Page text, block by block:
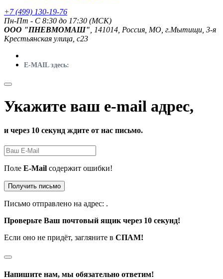
+7 (499) 130-19-76
Пн-Пт - C 8:30 до 17:30 (МСК)
ООО "ПНЕВМОМАШ" , 141014, Россия, МО, г.Мытищи, 3-я
Крестьянская улица, с23
E-MAIL здесь:
Укажите ваш e-mail адрес,
и через 10 секунд ждите от нас письмо.
Поле E-Mail содержит ошибки!
Получить письмо
Письмо отправлено на адрес: .
Проверьте Ваш почтовый ящик через 10 секунд!
Если оно не придёт, загляните в СПАМ!
Напишите нам, мы обязательно ответим!